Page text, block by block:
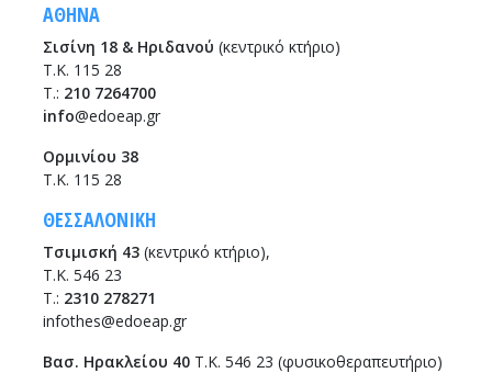
ΑΘΗΝΑ
Σισίνη 18 & Ηριδανού (κεντρικό κτήριο)
Τ.Κ. 115 28
T.: 210 7264700
info@edoeap.gr
Ορμινίου 38
Τ.Κ. 115 28
ΘΕΣΣΑΛΟΝΙΚΗ
Τσιμισκή 43 (κεντρικό κτήριο),
Τ.Κ. 546 23
T.: 2310 278271
infothes@edoeap.gr
Βασ. Ηρακλείου 40 Τ.Κ. 546 23 (φυσικοθεραπευτήριο)